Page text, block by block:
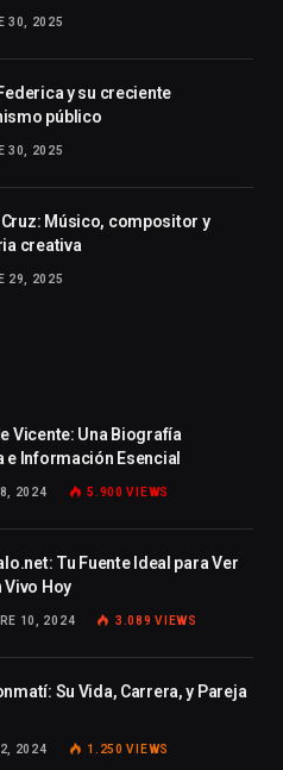
30, 2025
y su creciente
público
30, 2025
Músico, compositor y
creativa
29, 2025
Vicente: Una Biografía
e Información Esencial
2024 5.900VIEWS
Tu Fuente Ideal para Ver
Vivo Hoy
10, 2024 3.089VIEWS
Su Vida, Carrera, y Pareja
2024 1.250VIEWS